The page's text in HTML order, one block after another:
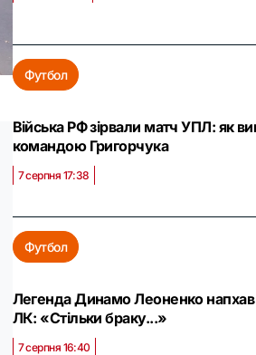
Футбол
Війська РФ зірвали матч УПЛ: як
командою Григорчука
7 серпня 17:38
Футбол
Легенда Динамо Леоненко напхав
ЛК: «Стільки браку...»
7 серпня 16:40